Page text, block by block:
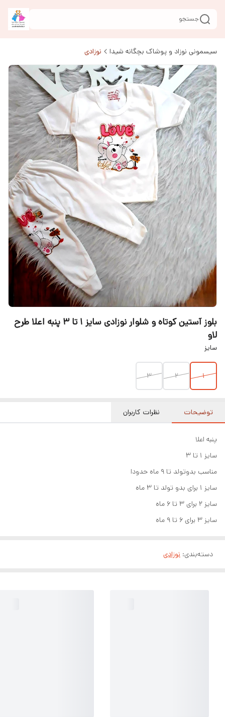
جستجو
سیسمونی نوزاد و پوشاک بچگانه شیدا نوزادی
بلوز آستین کوتاه و شلوار نوزادی سایز ۱ تا ۳ پنبه اعلا طرح
لاو
سایز
۱ ۲ ۳
توضیحات نظرات کاربران
پنبه اعلا
سایز ۱ تا ۳
مناسب بدوتولد تا ۹ ماه حدودا
سایز ۱ برای بدو تولد تا ۳ ماه
سایز ۲ برای ۳ تا ۶ ماه
سایز ۳ برای ۶ تا ۹ ماه
دسته‌بندی: نوزادی